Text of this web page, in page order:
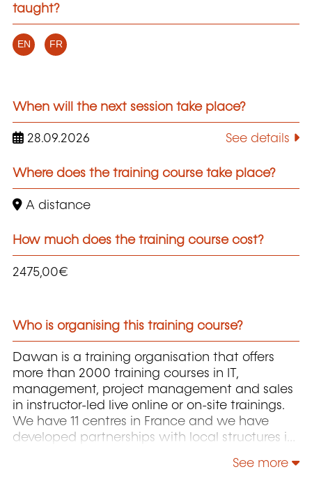
taught?
EN FR
When will the next session take place?
28.09.2026 See details
Where does the training course take place?
A distance
How much does the training course cost?
2475,00€
Who is organising this training course?
Dawan is a training organisation that offers
more than 2000 training courses in IT,
management, project management and sales
in instructor-led live online or on-site trainings.
We have 11 centres in France and we have
developed partnerships with local structures in
catalogue includes hundreds of topics: Java,
See more